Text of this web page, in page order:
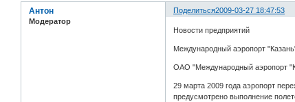
Поделиться2009-03-27 18:47:53
Антон
Модератор
Новости предприятий
Международный аэропорт
ОАО "Международный аэропорт
29 марта 2009 года аэропорт
предусмотрено выполнение